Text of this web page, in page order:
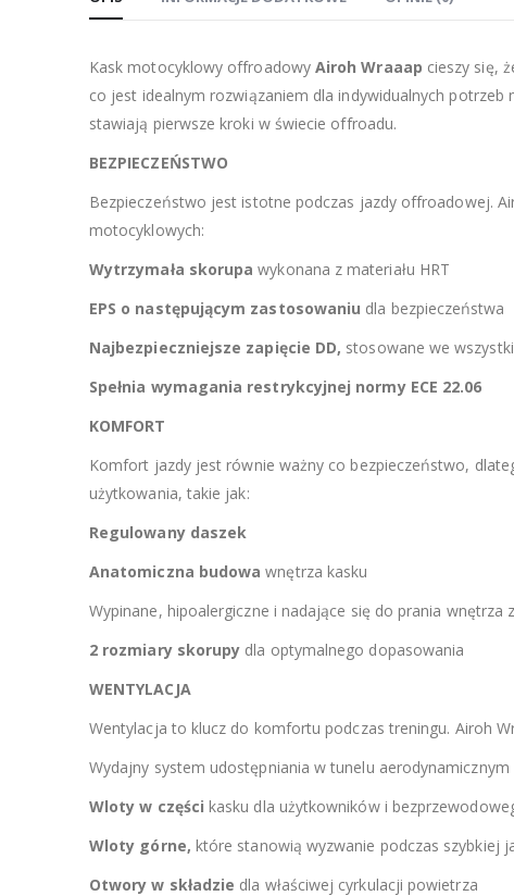
Kask motocyklowy offroadowy Airoh Wraaap cieszy się,
co jest idealnym rozwiązaniem dla indywidualnych
stawiają pierwsze kroki w świecie offroadu.
BEZPIECZEŃSTWO
Bezpieczeństwo jest istotne podczas jazdy offroadowej.
motocyklowych:
Wytrzymała skorupa wykonana z materiału HRT
EPS o następującym zastosowaniu dla bezpieczeństwa
Najbezpieczniejsze zapięcie DD, stosowane we
Spełnia wymagania restrykcyjnej normy ECE 22.06
KOMFORT
Komfort jazdy jest równie ważny co bezpieczeństwo,
użytkowania, takie jak:
Regulowany daszek
Anatomiczna budowa wnętrza kasku
Wypinane, hipoalergiczne i nadające się do prania wnętrza z
2 rozmiary skorupy dla optymalnego dopasowania
WENTYLACJA
Wentylacja to klucz do komfortu podczas treningu. Airoh
Wydajny system udostępniania w tunelu aerodynamicznym
Wloty w części kasku dla użytkowników i
Wloty górne, które stanowią wyzwanie podczas szybkiej
Otwory w składzie dla właściwej cyrkulacji powietrza